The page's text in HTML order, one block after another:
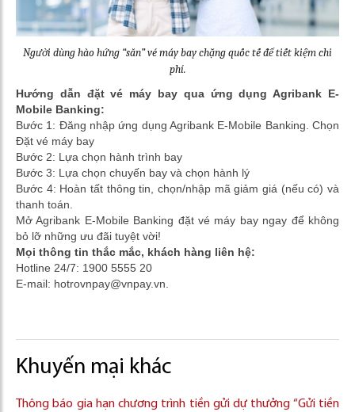
Người dùng hào hứng “săn” vé máy bay chặng quốc tế để tiết kiệm chi
phí.
Hướng dẫn đặt vé máy bay qua ứng dụng Agribank E-
Mobile Banking:
Bước 1: Đăng nhập ứng dụng Agribank E-Mobile Banking. Chọn
Đặt vé máy bay
Bước 2: Lựa chọn hành trình bay
Bước 3: Lựa chọn chuyến bay và chọn hành lý
Bước 4: Hoàn tất thông tin, chọn/nhập mã giảm giá (nếu có) và
thanh toán.
Mở Agribank E-Mobile Banking đặt vé máy bay ngay để không
bỏ lỡ những ưu đãi tuyệt vời!
Mọi thông tin thắc mắc, khách hàng liên hệ:
Hotline 24/7: 1900 5555 20
E-mail: hotrovnpay@vnpay.vn.
Khuyến mại khác
Thông báo gia hạn chương trình tiền gửi dự thưởng “Gửi tiền